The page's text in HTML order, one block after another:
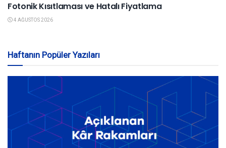
Fotonik Kısıtlaması ve Hatalı Fiyatlama
4 AĞUSTOS 2026
Haftanın Popüler Yazıları